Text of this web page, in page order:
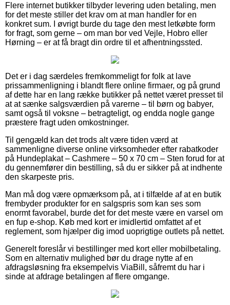
Flere internet butikker tilbyder levering uden betaling, men
for det meste stiller det krav om at man handler for en
konkret sum. I øvrigt burde du tage den mest letkøbte form
for fragt, som gerne – om man bor ved Vejle, Hobro eller
Hørning – er at få bragt din ordre til et afhentningssted.
Det er i dag særdeles fremkommeligt for folk at lave
prissammenligning i blandt flere online firmaer, og på grund
af dette har en lang række butikker på nettet været presset til
at at sænke salgsværdien på varerne – til børn og babyer,
samt også til voksne – betragteligt, og endda nogle gange
præstere fragt uden omkostninger.
Til gengæld kan det trods alt være tiden værd at
sammenligne diverse online virksomheder efter rabatkoder
på Hundeplakat – Cashmere – 50 x 70 cm – Sten forud for at
du gennemfører din bestilling, så du er sikker på at indhente
den skarpeste pris.
Man må dog være opmærksom på, at i tilfælde af at en butik
frembyder produkter for en salgspris som kan ses som
enormt favorabel, burde det for det meste være en varsel om
en fup e-shop. Køb med kort er imidlertid omfattet af et
reglement, som hjælper dig imod uoprigtige outlets på nettet.
Generelt foreslår vi bestillinger med kort eller mobilbetaling.
Som en alternativ mulighed bør du drage nytte af en
afdragsløsning fra eksempelvis ViaBill, såfremt du har i
sinde at afdrage betalingen af flere omgange.